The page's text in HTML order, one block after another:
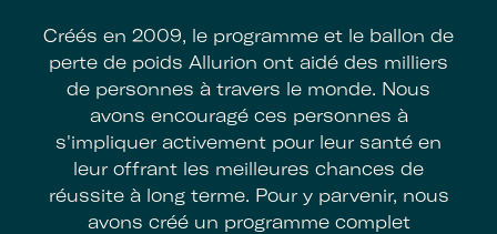
Créés en 2009, le programme et le ballon de
perte de poids Allurion ont aidé des milliers
de personnes à travers le monde. Nous
avons encouragé ces personnes à
s'impliquer activement pour leur santé en
leur offrant les meilleures chances de
réussite à long terme. Pour y parvenir, nous
avons créé un programme complet